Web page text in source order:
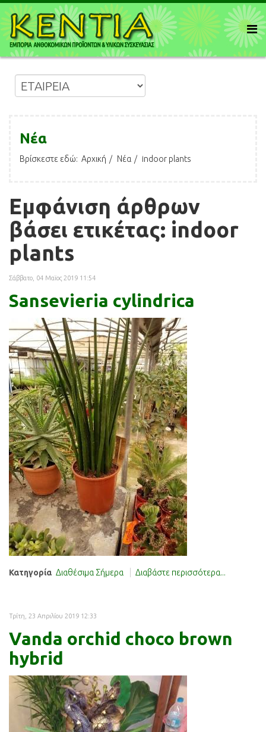
Νέα
Βρίσκεστε εδώ: Αρχική Νέα indoor plants
Εμφάνιση άρθρων
βάσει ετικέτας: indoor
plants
Σάββατο, 04 Μαϊος 2019 11:54
Sansevieria cylindrica
Κατηγορία Διαθέσιμα Σήμερα Διαβάστε περισσότερα...
Τρίτη, 23 Απριλίου 2019 12:33
Vanda orchid choco brown
hybrid